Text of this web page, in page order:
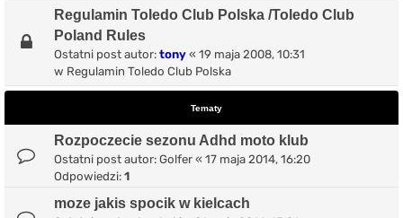
Regulamin Toledo Club Polska /Toledo Club
Poland Rules
Ostatni post autor: tony « 19 maja 2008, 10:31
w Regulamin Toledo Club Polska
Tematy
Rozpoczecie sezonu Adhd moto klub
Ostatni post autor: Golfer « 17 maja 2014, 16:20
Odpowiedzi: 1
moze jakis spocik w kielcach